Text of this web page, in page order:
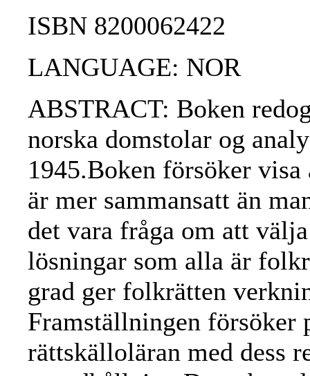
ISBN 8200062422
LANGUAGE: NOR
ABSTRACT: Boken
norska domstolar og
1945.Boken försöker
är mer sammansatt än
det vara fråga om att
lösningar som alla är
grad ger folkrätten
Framställningen försöker
rättskälloläran med dess